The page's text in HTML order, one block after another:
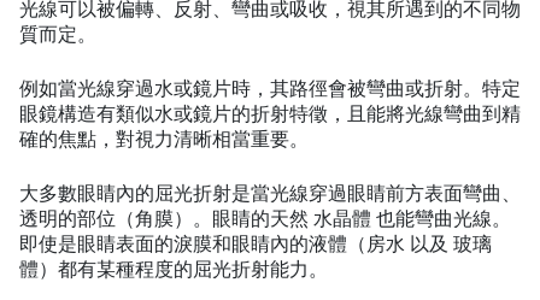
光線可以被偏轉、反射、彎曲或吸收，視其所遇到的不同物
質而定。
例如當光線穿過水或鏡片時，其路徑會被彎曲或折射。特定
眼鏡構造有類似水或鏡片的折射特徵，且能將光線彎曲到精
確的焦點，對視力清晰相當重要。
大多數眼睛內的屈光折射是當光線穿過眼睛前方表面彎曲、
透明的部位（角膜）。眼睛的天然 水晶體 也能彎曲光線。
即使是眼睛表面的淚膜和眼睛內的液體（房水 以及 玻璃
體）都有某種程度的屈光折射能力。